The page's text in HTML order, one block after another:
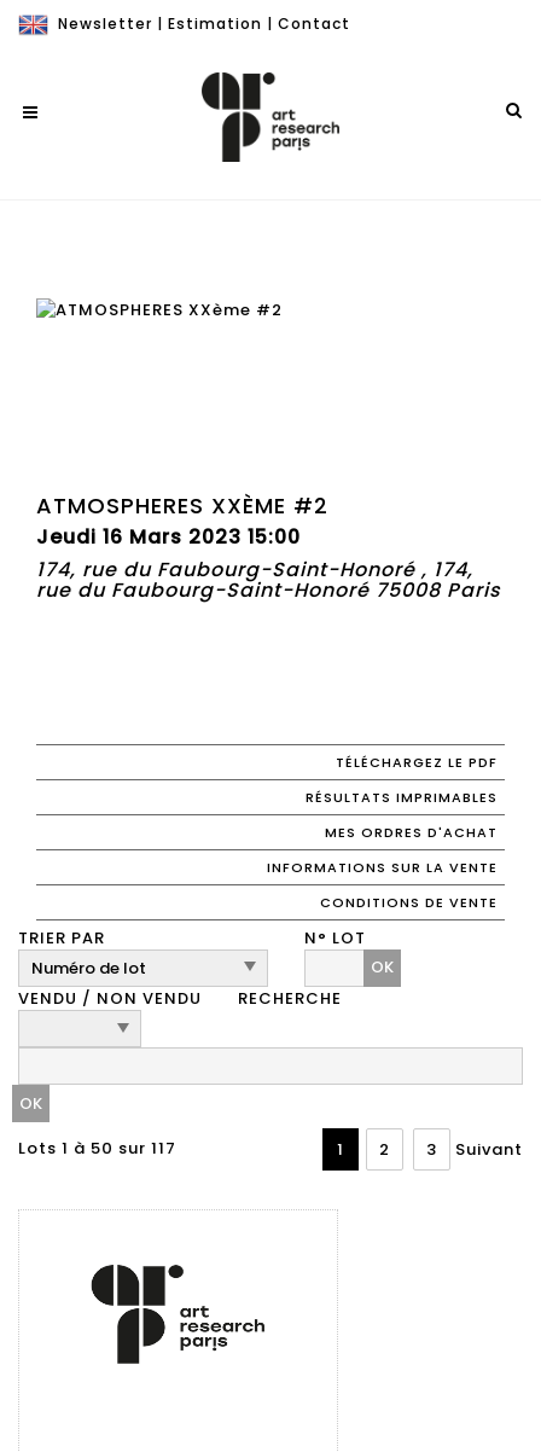
Newsletter | Estimation | Contact
ATMOSPHERES XXÈME #2
Jeudi 16 Mars 2023 15:00
174, rue du Faubourg-Saint-Honoré , 174,
rue du Faubourg-Saint-Honoré 75008 Paris
TÉLÉCHARGEZ LE PDF
RÉSULTATS IMPRIMABLES
MES ORDRES D'ACHAT
INFORMATIONS SUR LA VENTE
CONDITIONS DE VENTE
TRIER PAR
N° LOT
OK
VENDU / NON VENDU
RECHERCHE
Lots 1 à 50 sur 117 1 2 3 Suivant